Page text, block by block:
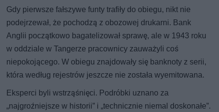
Gdy pierwsze fałszywe funty trafiły do obiegu, nikt nie
podejrzewał, że pochodzą z obozowej drukarni. Bank
Anglii początkowo bagatelizował sprawę, ale w 1943 roku
w oddziale w Tangerze pracownicy zauważyli coś
niepokojącego. W obiegu znajdowały się banknoty z serii,
która według rejestrów jeszcze nie została wyemitowana.
Eksperci byli wstrząśnięci. Podróbki uznano za
„najgroźniejsze w historii” i „technicznie niemal doskonałe”.